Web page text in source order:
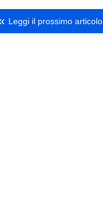
Leggi il prossimo articolo